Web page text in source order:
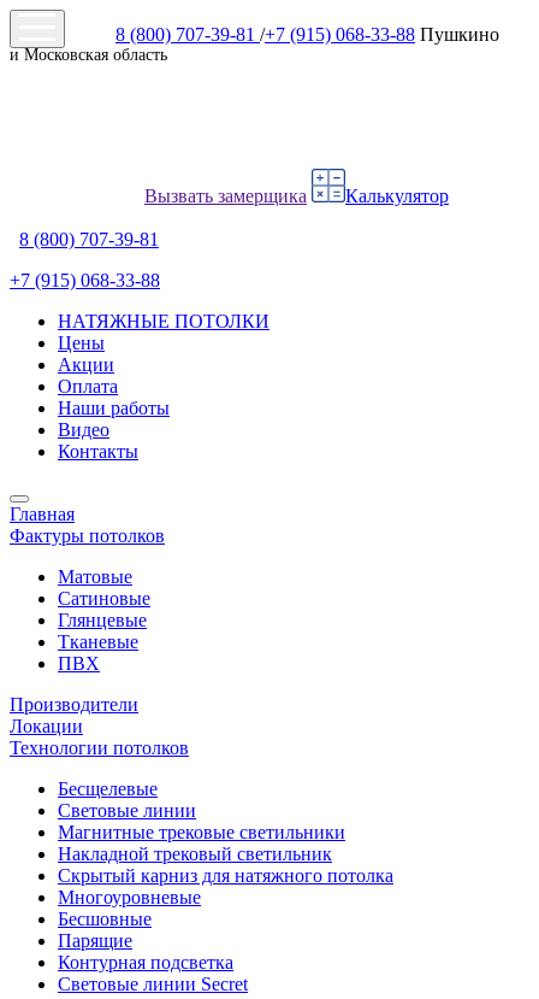
8 (800) 707-39-81 /+7 (915) 068-33-88 Пушкино
и Московская область
Вызвать замерщика Калькулятор
8 (800) 707-39-81
+7 (915) 068-33-88
НАТЯЖНЫЕ ПОТОЛКИ
Цены
Акции
Оплата
Наши работы
Видео
Контакты
Главная
Фактуры потолков
Матовые
Сатиновые
Глянцевые
Тканевые
ПВХ
Производители
Локации
Технологии потолков
Бесщелевые
Световые линии
Магнитные трековые светильники
Накладной трековый светильник
Скрытый карниз для натяжного потолка
Многоуровневые
Бесшовные
Парящие
Контурная подсветка
Световые линии Secret